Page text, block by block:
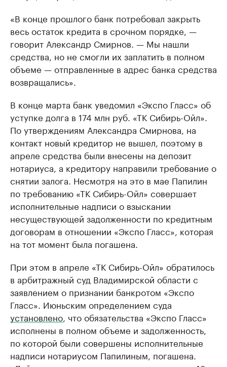
«В конце прошлого банк потребовал закрыть
весь остаток кредита в срочном порядке, —
говорит Александр Смирнов. — Мы нашли
средства, но не смогли их заплатить в полном
объеме — отправленные в адрес банка средства
возвращались».
В конце марта банк уведомил «Экспо Гласс» об
уступке долга в 174 млн руб. «ТК Сибирь-Ойл».
По утверждениям Александра Смирнова, на
контакт новый кредитор не вышел, поэтому в
апреле средства были внесены на депозит
нотариуса, а кредитору направили требование о
снятии залога. Несмотря на это в мае Папилин
по требованию «ТК Сибирь-Ойл» совершает
исполнительные надписи о взыскании
несуществующей задолженности по кредитным
договорам в отношении «Экспо Гласс», которая
на тот момент была погашена.
При этом в апреле «ТК Сибирь-Ойл» обратилось
в арбитражный суд Владимирской области с
заявлением о признании банкротом «Экспо
Гласс». Июньским определением суда
установлено, что обязательства «Экспо Гласс»
исполнены в полном объеме и задолженность,
по которой были совершены исполнительные
надписи нотариусом Папилиным, погашена.